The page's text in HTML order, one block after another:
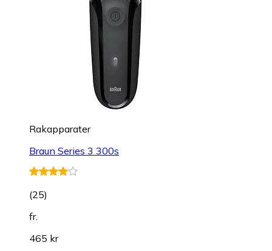
Rakapparater
Braun Series 3 300s
(25)
fr.
465 kr